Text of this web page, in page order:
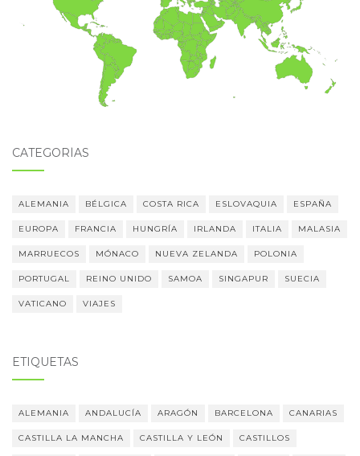
CATEGORÍAS
ALEMANIA BÉLGICA COSTA RICA ESLOVAQUIA ESPAÑA
EUROPA FRANCIA HUNGRÍA IRLANDA ITALIA MALASIA
MARRUECOS MÓNACO NUEVA ZELANDA POLONIA
PORTUGAL REINO UNIDO SAMOA SINGAPUR SUECIA
VATICANO VIAJES
ETIQUETAS
ALEMANIA ANDALUCÍA ARAGÓN BARCELONA CANARIAS
CASTILLA LA MANCHA CASTILLA Y LEÓN CASTILLOS